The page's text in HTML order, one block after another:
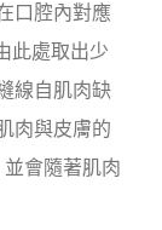
口腔內對應
此處取出少
線自肌肉缺
肉與皮膚的
會隨著肌肉